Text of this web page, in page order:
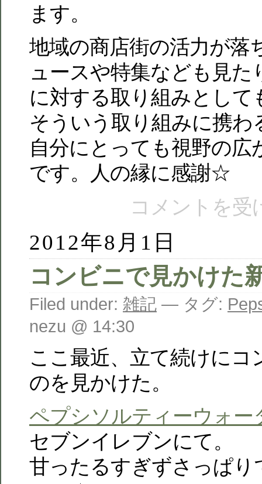
ます。
地域の商店街の活力が落
ュースや特集なども見た
に対する取り組みとして
そういう取り組みに携わ
自分にとっても視野の広
です。人の縁に感謝☆
コメントを受
2012年8月1日
コンビニで見かけた
Filed under: 雑記 — タグ:
nezu @ 14:30
ここ最近、立て続けにコ
のを見かけた。
ペプシソルティーウォー
セブンイレブンにて。
甘ったるすぎずさっぱり